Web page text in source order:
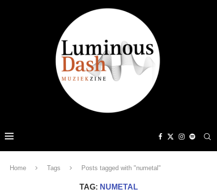
Home Tags Posts tagged with "numetal"
TAG: NUMETAL